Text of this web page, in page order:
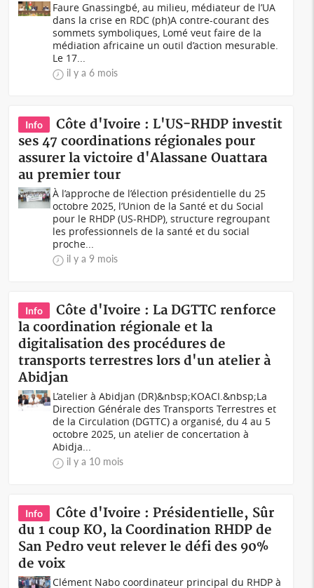
Faure Gnassingbé, au milieu, médiateur de l’UA
dans la crise en RDC (ph)A contre-courant des
sommets symboliques, Lomé veut faire de la
médiation africaine un outil d’action mesurable.
Le 17...
il y a 6 mois
Info
Côte d'Ivoire : L'US-RHDP investit
ses 47 coordinations régionales pour
assurer la victoire d'Alassane Ouattara
au premier tour
À l’approche de l’élection présidentielle du 25
octobre 2025, l’Union de la Santé et du Social
pour le RHDP (US-RHDP), structure regroupant
les professionnels de la santé et du social
proche...
il y a 9 mois
Info
Côte d'Ivoire : La DGTTC renforce
la coordination régionale et la
digitalisation des procédures de
transports terrestres lors d'un atelier à
Abidjan
L’atelier à Abidjan (DR)&nbsp;KOACI.&nbsp;La
Direction Générale des Transports Terrestres et
de la Circulation (DGTTC) a organisé, du 4 au 5
octobre 2025, un atelier de concertation à
Abidja...
il y a 10 mois
Info
Côte d'Ivoire : Présidentielle, Sûr
du 1 coup KO, la Coordination RHDP de
San Pedro veut relever le défi des 90%
de voix
Clément Nabo coordinateur principal du RHDP à